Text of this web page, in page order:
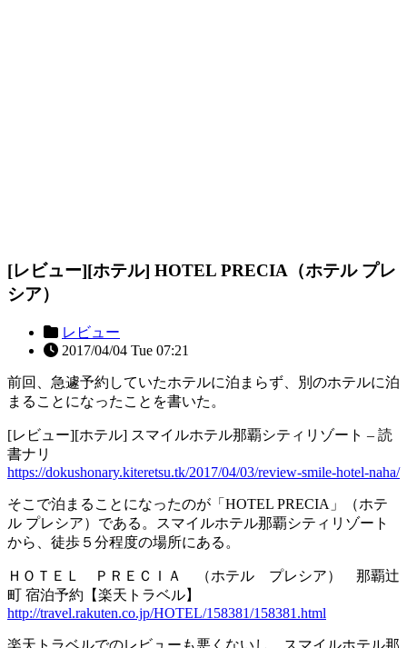
[レビュー][ホテル] HOTEL PRECIA（ホテル プレ
シア）
レビュー
2017/04/04 Tue 07:21
前回、急遽予約していたホテルに泊まらず、別のホテルに泊
まることになったことを書いた。
[レビュー][ホテル] スマイルホテル那覇シティリゾート – 読
書ナリ
https://dokushonary.kiteretsu.tk/2017/04/03/review-smile-hotel-naha/
そこで泊まることになったのが「HOTEL PRECIA」（ホテ
ル プレシア）である。スマイルホテル那覇シティリゾート
から、徒歩５分程度の場所にある。
ＨＯＴＥＬ ＰＲＥＣＩＡ （ホテル プレシア） 那覇辻
町 宿泊予約【楽天トラベル】
http://travel.rakuten.co.jp/HOTEL/158381/158381.html
楽天トラベルでのレビューも悪くないし、スマイルホテル那